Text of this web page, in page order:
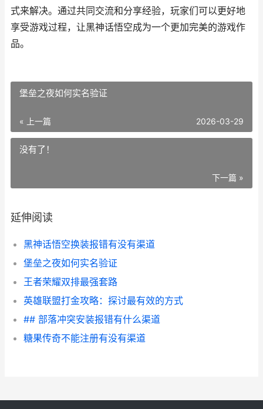
式来解决。通过共同交流和分享经验，玩家们可以更好地
享受游戏过程，让黑神话悟空成为一个更加完美的游戏作
品。
堡垒之夜如何实名验证
« 上一篇 2026-03-29
没有了！
下一篇 »
延伸阅读
黑神话悟空换装报错有没有渠道
堡垒之夜如何实名验证
王者荣耀双排最强套路
英雄联盟打金攻略：探讨最有效的方式
## 部落冲突安装报错有什么渠道
糖果传奇不能注册有没有渠道